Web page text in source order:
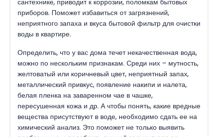
приборов. Поможет избавиться от загрязнений,
неприятного запаха и вкуса бытовой фильтр для очистки
воды в квартире.
Определить, что у вас дома течет некачественная вода,
можно по нескольким признакам. Среди них – мутность,
желтоватый или коричневый цвет, неприятный запах,
металлический привкус, появление накипи и налета,
белая пленка на заваренном чае в чашке,
пересушенная кожа и др. А чтобы понять, какие вредные
вещества присутствуют в воде, необходимо сдать ее на
химический анализ. Это поможет не только выявить